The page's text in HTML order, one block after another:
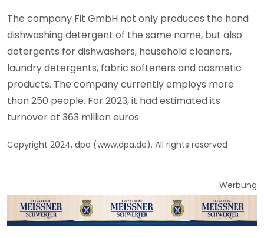
The company Fit GmbH not only produces the hand
dishwashing detergent of the same name, but also
detergents for dishwashers, household cleaners,
laundry detergents, fabric softeners and cosmetic
products. The company currently employs more
than 250 people. For 2023, it had estimated its
turnover at 363 million euros.
Copyright 2024, dpa (www.dpa.de). All rights reserved
Werbung